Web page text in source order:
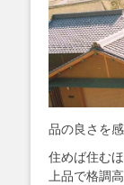
品の良さを
住めば住む
上品で格調